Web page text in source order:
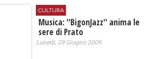
CULTURA
Musica: ''BigonJazz'' anima le
sere di Prato
Lunedì, 29 Giugno 2009